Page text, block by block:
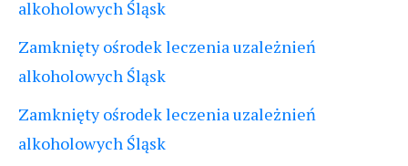
alkoholowych Śląsk
Zamknięty ośrodek leczenia uzależnień
alkoholowych Śląsk
Zamknięty ośrodek leczenia uzależnień
alkoholowych Śląsk